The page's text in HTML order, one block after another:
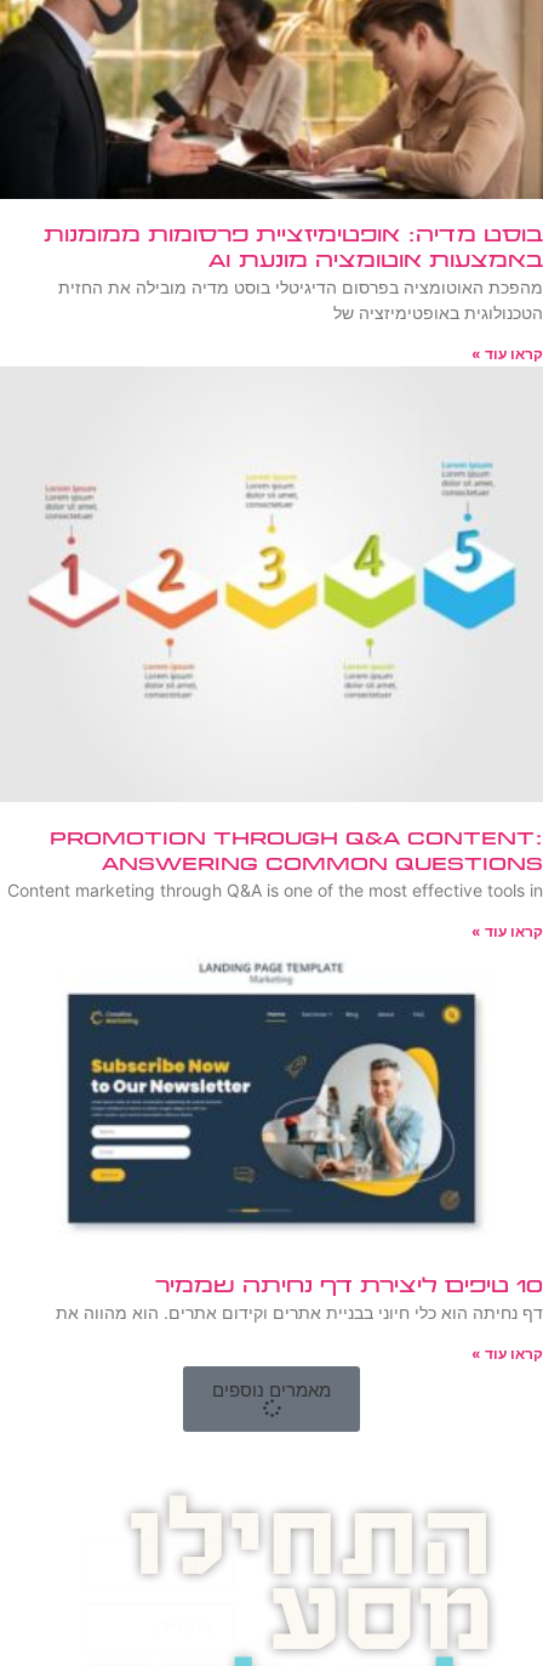
בוסט מדיה: אופטימיזציית פרסומות ממומנות
באמצעות אוטומציה מונעת AI
מהפכת האוטומציה בפרסום הדיגיטלי בוסט מדיה מובילה את החזית
הטכנולוגית באופטימיזציה של
קראו עוד »
Promotion Through Q&A Content:
Answering Common Questions
Content marketing through Q&A is one of the most effective tools in
קראו עוד »
10 טיפים ליצירת דף נחיתה שממיר
דף נחיתה הוא כלי חיוני בבניית אתרים וקידום אתרים. הוא מהווה את
קראו עוד »
מאמרים נוספים
התחילו
מסע